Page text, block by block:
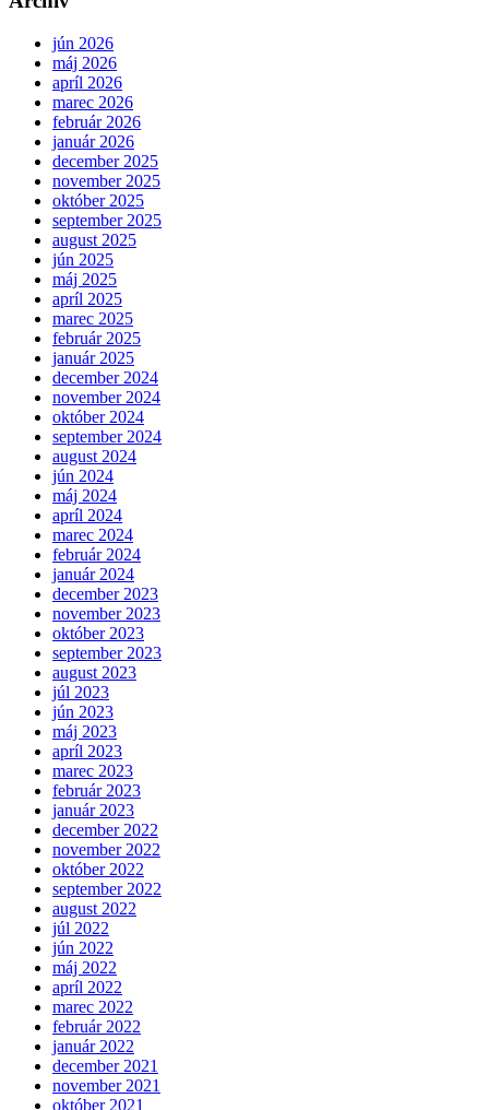
jún 2026
máj 2026
apríl 2026
marec 2026
február 2026
január 2026
december 2025
november 2025
október 2025
september 2025
august 2025
jún 2025
máj 2025
apríl 2025
marec 2025
február 2025
január 2025
december 2024
november 2024
október 2024
september 2024
august 2024
jún 2024
máj 2024
apríl 2024
marec 2024
február 2024
január 2024
december 2023
november 2023
október 2023
september 2023
august 2023
júl 2023
jún 2023
máj 2023
apríl 2023
marec 2023
február 2023
január 2023
december 2022
november 2022
október 2022
september 2022
august 2022
júl 2022
jún 2022
máj 2022
apríl 2022
marec 2022
február 2022
január 2022
december 2021
november 2021
október 2021